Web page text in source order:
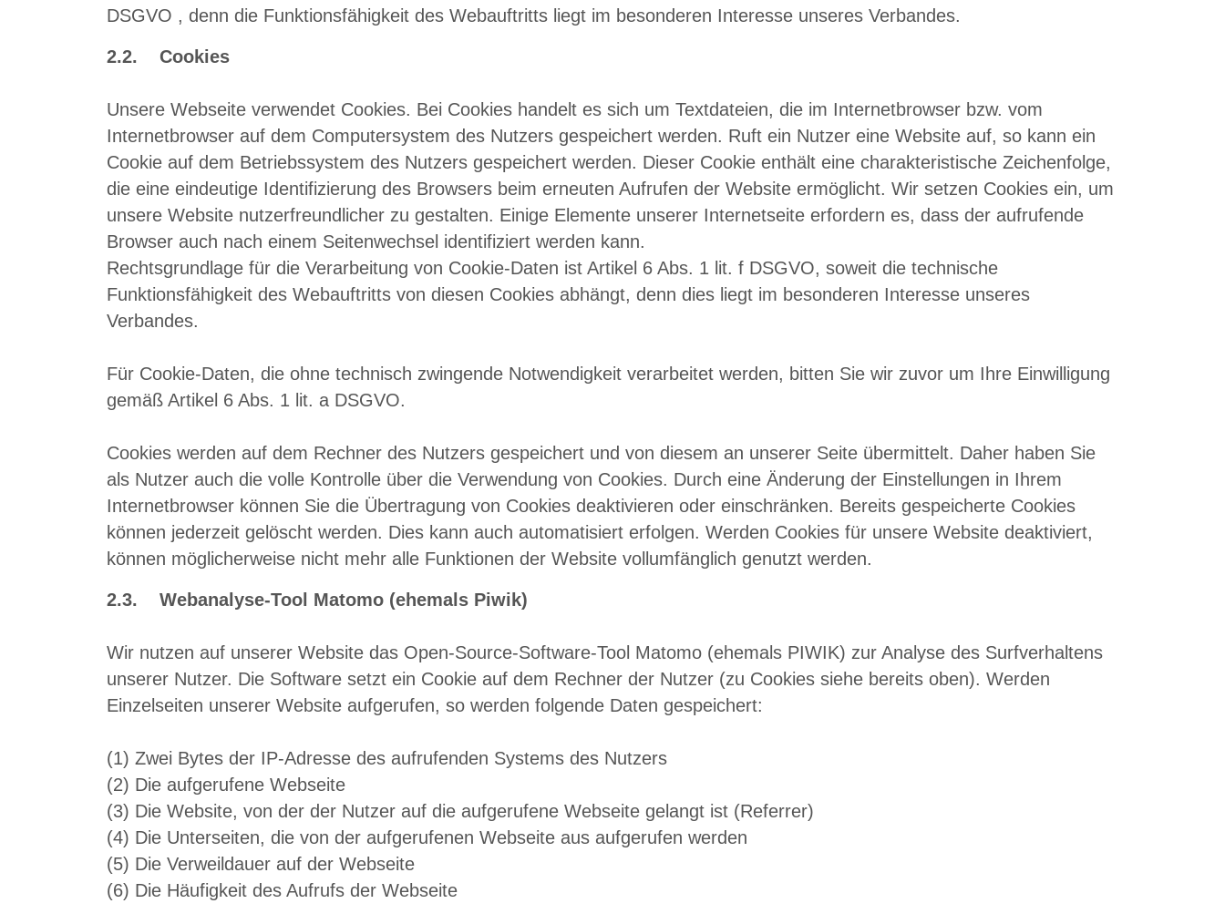
DSGVO , denn die Funktionsfähigkeit des Webauftritts liegt im besonderen Interesse unseres Verbandes.
2.2. Cookies
Unsere Webseite verwendet Cookies. Bei Cookies handelt es sich um Textdateien, die im Internetbrowser bzw. vom
Internetbrowser auf dem Computersystem des Nutzers gespeichert werden. Ruft ein Nutzer eine Website auf, so kann ein
Cookie auf dem Betriebssystem des Nutzers gespeichert werden. Dieser Cookie enthält eine charakteristische Zeichenfolge,
die eine eindeutige Identifizierung des Browsers beim erneuten Aufrufen der Website ermöglicht. Wir setzen Cookies ein, um
unsere Website nutzerfreundlicher zu gestalten. Einige Elemente unserer Internetseite erfordern es, dass der aufrufende
Browser auch nach einem Seitenwechsel identifiziert werden kann.
Rechtsgrundlage für die Verarbeitung von Cookie-Daten ist Artikel 6 Abs. 1 lit. f DSGVO, soweit die technische
Funktionsfähigkeit des Webauftritts von diesen Cookies abhängt, denn dies liegt im besonderen Interesse unseres
Verbandes.
Für Cookie-Daten, die ohne technisch zwingende Notwendigkeit verarbeitet werden, bitten Sie wir zuvor um Ihre Einwilligung
gemäß Artikel 6 Abs. 1 lit. a DSGVO.
Cookies werden auf dem Rechner des Nutzers gespeichert und von diesem an unserer Seite übermittelt. Daher haben Sie
als Nutzer auch die volle Kontrolle über die Verwendung von Cookies. Durch eine Änderung der Einstellungen in Ihrem
Internetbrowser können Sie die Übertragung von Cookies deaktivieren oder einschränken. Bereits gespeicherte Cookies
können jederzeit gelöscht werden. Dies kann auch automatisiert erfolgen. Werden Cookies für unsere Website deaktiviert,
können möglicherweise nicht mehr alle Funktionen der Website vollumfänglich genutzt werden.
2.3. Webanalyse-Tool Matomo (ehemals Piwik)
Wir nutzen auf unserer Website das Open-Source-Software-Tool Matomo (ehemals PIWIK) zur Analyse des Surfverhaltens
unserer Nutzer. Die Software setzt ein Cookie auf dem Rechner der Nutzer (zu Cookies siehe bereits oben). Werden
Einzelseiten unserer Website aufgerufen, so werden folgende Daten gespeichert:
(1) Zwei Bytes der IP-Adresse des aufrufenden Systems des Nutzers
(2) Die aufgerufene Webseite
(3) Die Website, von der der Nutzer auf die aufgerufene Webseite gelangt ist (Referrer)
(4) Die Unterseiten, die von der aufgerufenen Webseite aus aufgerufen werden
(5) Die Verweildauer auf der Webseite
(6) Die Häufigkeit des Aufrufs der Webseite